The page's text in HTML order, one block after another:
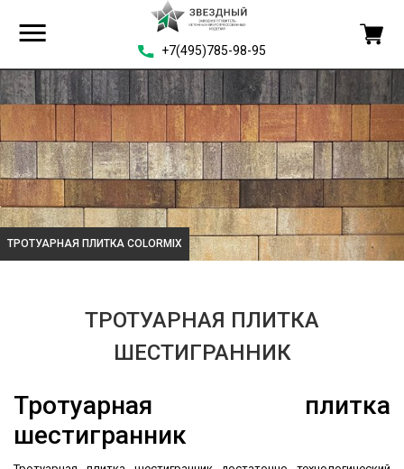
+7(495)785-98-95
ТРОТУАРНАЯ ПЛИТКА COLORMIX
ТРОТУАРНАЯ ПЛИТКА
ШЕСТИГРАННИК
Тротуарная плитка
шестигранник